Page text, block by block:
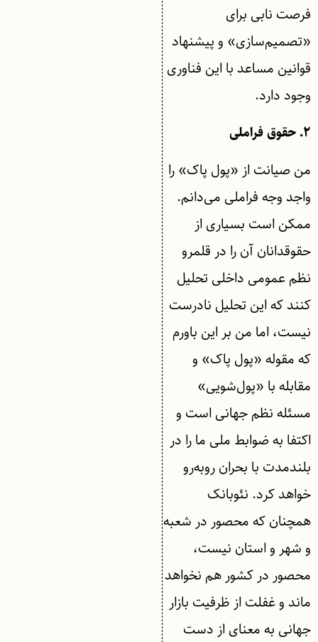
فرصت نابی برای
«تصمیم‌سازی» و پیشنهاد
قوانین مساعد با این فناوری
وجود دارد.
۲. حقوق فراملی
من صیانت از «پول پاک» را
واجد وجه فراملی می‌دانم.
ممکن است بسیاری از
حقوقدانان آن را در قلمرو
نظم عمومی داخلی تحلیل
کنند که این تحلیل نادرست
نیست، اما من بر این باورم
که مقوله «پول پاک» و
مقابله با «پول‌شویی»
مسئله نظم جهانی است و
اکتفا به ضوابط ملی ما را در
بلندمدت با بحران روبه‌رو
خواهد کرد. نئوبانک
همچنان که محصور در شعبه
و شهر و استان نیست،
محصور در کشور هم نخواهد
ماند و غفلت از ظرفیت بازار
جهانی به معنای از دست